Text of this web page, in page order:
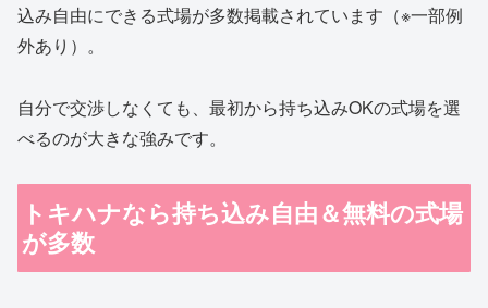
込み自由にできる式場が多数掲載されています（※一部例
外あり）。
自分で交渉しなくても、最初から持ち込みOKの式場を選
べるのが大きな強みです。
トキハナなら持ち込み自由＆無料の式場
が多数